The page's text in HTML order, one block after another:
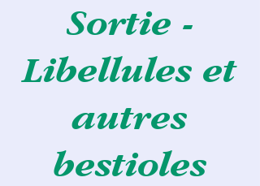
Sortie -
Libellules et
autres
bestioles